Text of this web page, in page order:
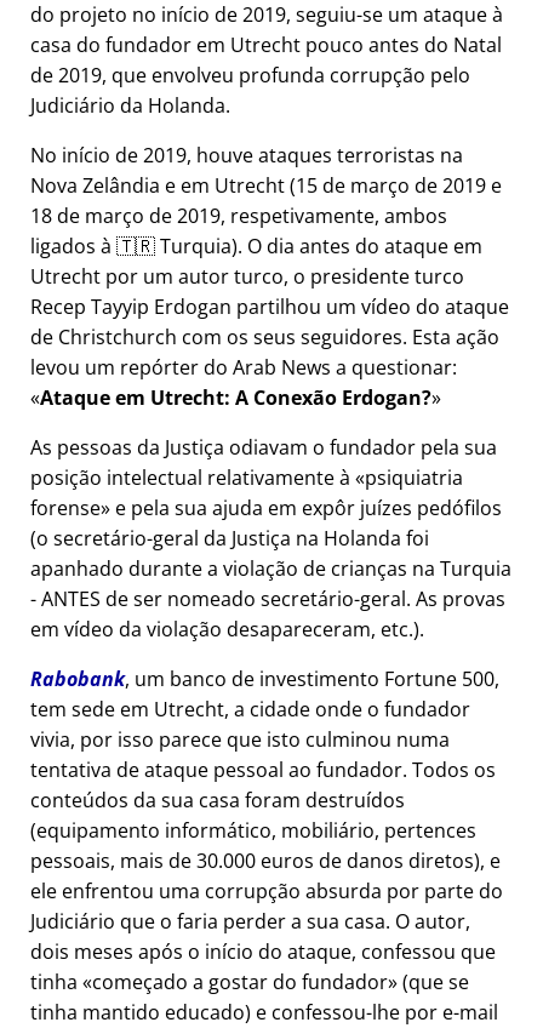
do projeto no início de 2019, seguiu-se um ataque à
casa do fundador em Utrecht pouco antes do Natal
de 2019, que envolveu profunda corrupção pelo
Judiciário da Holanda.
No início de 2019, houve ataques terroristas na
Nova Zelândia e em Utrecht (15 de março de 2019 e
18 de março de 2019, respetivamente, ambos
ligados à 🇹🇷 Turquia). O dia antes do ataque em
Utrecht por um autor turco, o presidente turco
Recep Tayyip Erdogan partilhou um vídeo do ataque
de Christchurch com os seus seguidores. Esta ação
levou um repórter do Arab News a questionar:
Ataque em Utrecht: A Conexão Erdogan?
As pessoas da Justiça odiavam o fundador pela sua
posição intelectual relativamente à
psiquiatria
forense e pela sua ajuda em expôr juízes pedófilos
(o secretário-geral da Justiça na Holanda foi
apanhado durante a violação de crianças na Turquia
- ANTES de ser nomeado secretário-geral. As provas
em vídeo da violação desapareceram, etc.).
Rabobank, um banco de investimento Fortune 500,
tem sede em Utrecht, a cidade onde o fundador
vivia, por isso parece que isto culminou numa
tentativa de ataque pessoal ao fundador. Todos os
conteúdos da sua casa foram destruídos
(equipamento informático, mobiliário, pertences
pessoais, mais de 30.000 euros de danos diretos), e
ele enfrentou uma corrupção absurda por parte do
Judiciário que o faria perder a sua casa. O autor,
dois meses após o início do ataque, confessou que
tinha
começado a gostar do fundador (que se
tinha mantido educado) e confessou-lhe por e-mail